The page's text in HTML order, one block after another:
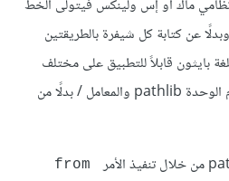
ماك أو إس ولينكس فيتولى الخط
عن كتابة كل شيفرة بالطريقتين
بايثون قابلاً للتطبيق على مختلف
أنظمة التشغيل، يمكننا استخدام الوحدة pathlib والمعامل / بدلًا من
from